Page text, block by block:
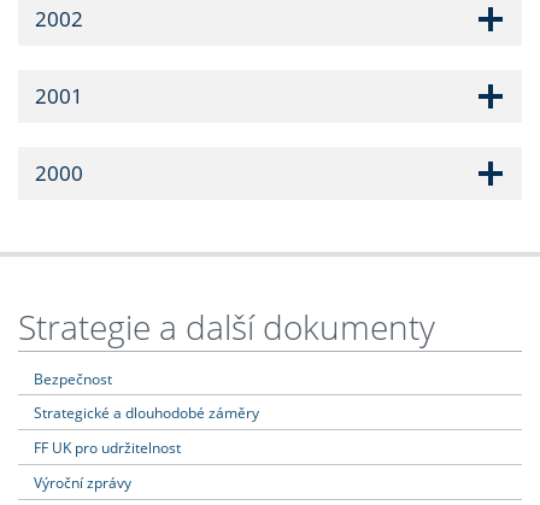
2002
2001
2000
Strategie a další dokumenty
Bezpečnost
Strategické a dlouhodobé záměry
FF UK pro udržitelnost
Výroční zprávy